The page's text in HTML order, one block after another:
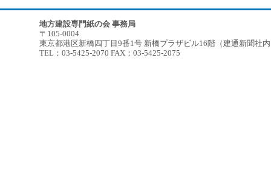
地方建設専門紙の会 事務局
〒105-0004
東京都港区新橋四丁目9番1号 新橋プラザビル16階（建通新聞社
TEL：03-5425-2070 FAX：03-5425-2075